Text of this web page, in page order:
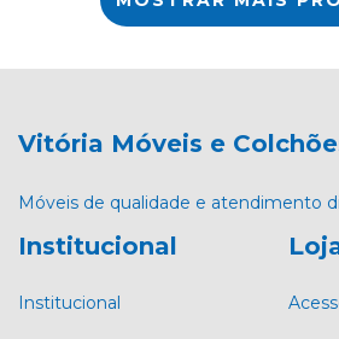
Vitória Móveis e
Móveis de qualidade e atendimento
Institucional
Institucional